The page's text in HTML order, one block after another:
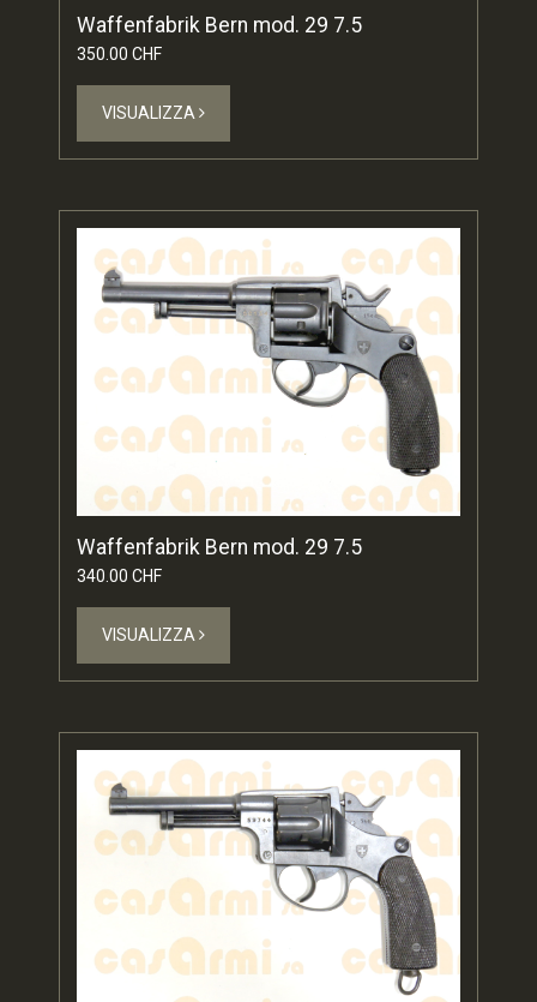
Waffenfabrik Bern mod. 29 7.5
350.00 CHF
VISUALIZZA
Waffenfabrik Bern mod. 29 7.5
340.00 CHF
VISUALIZZA